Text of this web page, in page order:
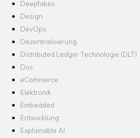
Deepfakes
Design
DevOps
Dezentralisierung
Distributed Ledger Technologie (DLT)
Dos
eCommerce
Elektronik
Embedded
Entwicklung
Explainable AI